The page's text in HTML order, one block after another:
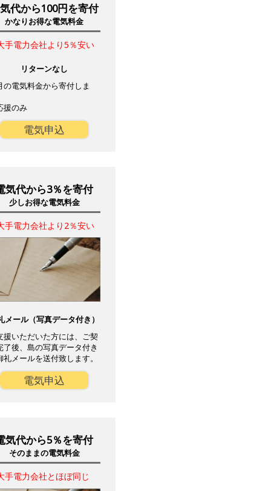
代から100円を寄付
かなりお得な電気料金
電力会社より5％安い
リターンなし
の電気料金から寄付しま
のみ
電気申込
気代から3％を寄付
少しお得な電気料金
電力会社より2％安い
メール（写真データ付き）
援いただいた方には、ご契
了後、島の写真データ付き
礼メールを送付致します。
電気申込
気代から5％を寄付
そのままの電気料金
電力会社とほぼ同じ